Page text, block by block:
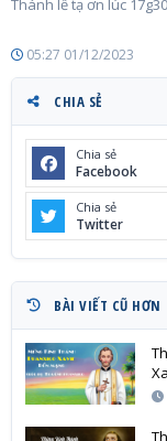
05:27 01/12/2023
CHIA SẺ
Chia sẻ
Facebook
Chia sẻ
Twitter
BÀI VIẾT CŨ HƠN